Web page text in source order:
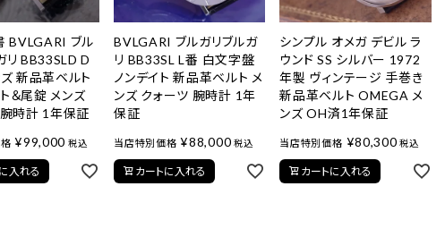
BVLGARI ブル
リ BB33SLD D
新品革ベルト
＆尾錠 メンズ
時計 1年保証
¥99,000 税込
入れる
BVLGARI ブルガリブルガ
リ BB33SL L番 白文字盤
ノンデイト 新品革ベルト メ
ンズ クォーツ 腕時計 1年
保証
当店特別価格 ¥88,000 税込
カートに入れる
シンプル オメガ デビル ラ
ウンド SS シルバー 1972
年製 ヴィンテージ 手巻き
新品革ベルト OMEGA メ
ンズ OH済1年保証
当店特別価格 ¥80,300 税込
カートに入れる